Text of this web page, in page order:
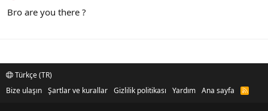
Bro are you there ?
Türkçe (TR)
Bize ulaşın Şartlar ve kurallar Gizlilik politikası Yardım Ana sayfa
R